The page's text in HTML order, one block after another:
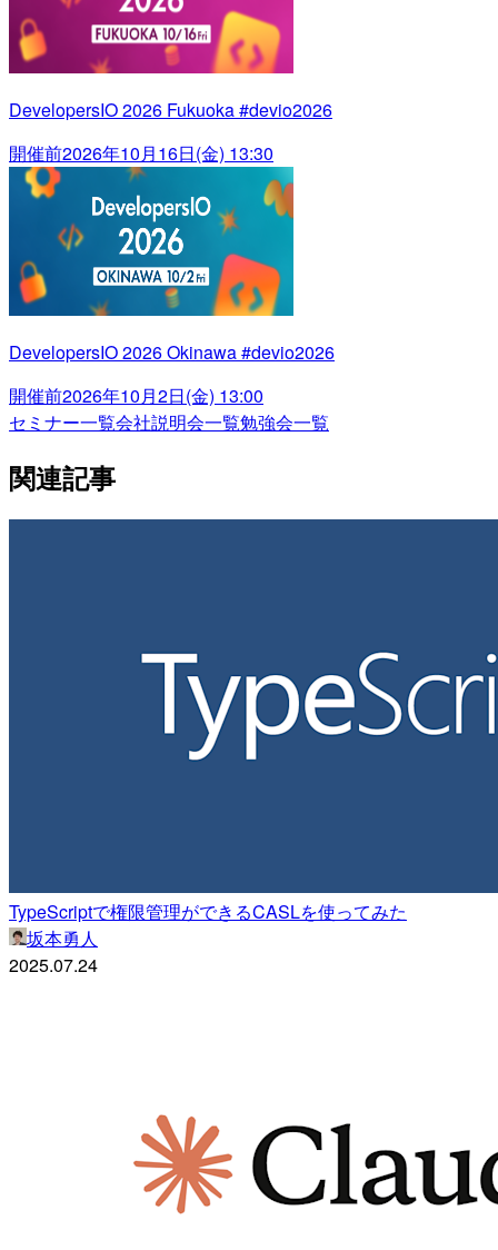
DevelopersIO 2026 Fukuoka #devio2026
開催前2026年10月16日(金) 13:30
DevelopersIO 2026 Okinawa #devio2026
開催前2026年10月2日(金) 13:00
セミナー一覧会社説明会一覧勉強会一覧
関連記事
TypeScriptで権限管理ができるCASLを使ってみた
坂本勇人
2025.07.24